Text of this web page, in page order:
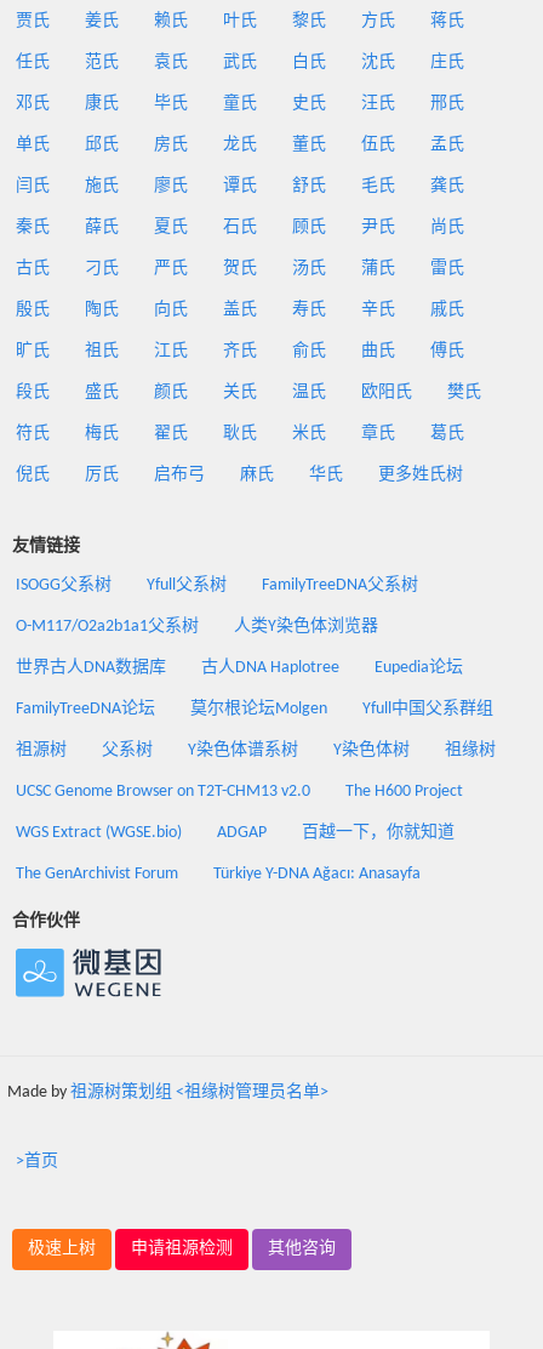
贾氏 姜氏 赖氏 叶氏 黎氏 方氏 蒋氏
任氏 范氏 袁氏 武氏 白氏 沈氏 庄氏
邓氏 康氏 毕氏 童氏 史氏 汪氏 邢氏
单氏 邱氏 房氏 龙氏 董氏 伍氏 孟氏
闫氏 施氏 廖氏 谭氏 舒氏 毛氏 龚氏
秦氏 薛氏 夏氏 石氏 顾氏 尹氏 尚氏
古氏 刁氏 严氏 贺氏 汤氏 蒲氏 雷氏
殷氏 陶氏 向氏 盖氏 寿氏 辛氏 戚氏
旷氏 祖氏 江氏 齐氏 俞氏 曲氏 傅氏
段氏 盛氏 颜氏 关氏 温氏 欧阳氏 樊氏
符氏 梅氏 翟氏 耿氏 米氏 章氏 葛氏
倪氏 厉氏 启布弓 麻氏 华氏 更多姓氏树
友情链接
ISOGG父系树 Yfull父系树 FamilyTreeDNA父系树
O-M117/O2a2b1a1父系树 人类Y染色体浏览器
世界古人DNA数据库 古人DNA Haplotree Eupedia论坛
FamilyTreeDNA论坛 莫尔根论坛Molgen Yfull中国父系群组
祖源树 父系树 Y染色体谱系树 Y染色体树 祖缘树
UCSC Genome Browser on T2T-CHM13 v2.0 The H600 Project
WGS Extract (WGSE.bio) ADGAP 百越一下，你就知道
The GenArchivist Forum Türkiye Y-DNA Ağacı: Anasayfa
合作伙伴
Made by 祖源树策划组 <祖缘树管理员名单>
>首页
极速上树 申请祖源检测 其他咨询